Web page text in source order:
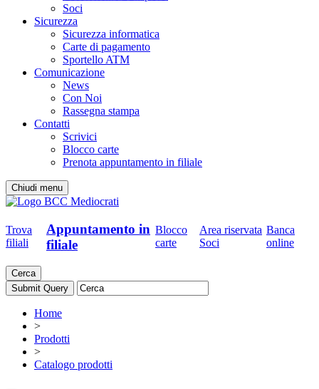
Soci
Sicurezza
Sicurezza informatica
Carte di pagamento
Sportello ATM
Comunicazione
News
Con Noi
Rassegna stampa
Contatti
Scrivici
Blocco carte
Prenota appuntamento in filiale
Chiudi menu
Trova
filiali
Appuntamento in
filiale
Blocco
carte
Area riservata
Soci
Banca
online
Cerca
Home
>
Prodotti
>
Catalogo prodotti